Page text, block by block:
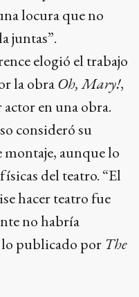
locura que no
juntas”.
elogió el trabajo
la obraOh, Mary!,
en una obra.
consideró su
montaje, aunque lo
del teatro. “El
hacer teatro fue
no habría
publicado por The